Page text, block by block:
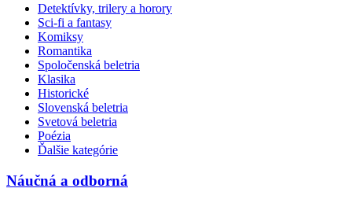
Detektívky, trilery a horory
Sci-fi a fantasy
Komiksy
Romantika
Spoločenská beletria
Klasika
Historické
Slovenská beletria
Svetová beletria
Poézia
Ďalšie kategórie
Náučná a odborná